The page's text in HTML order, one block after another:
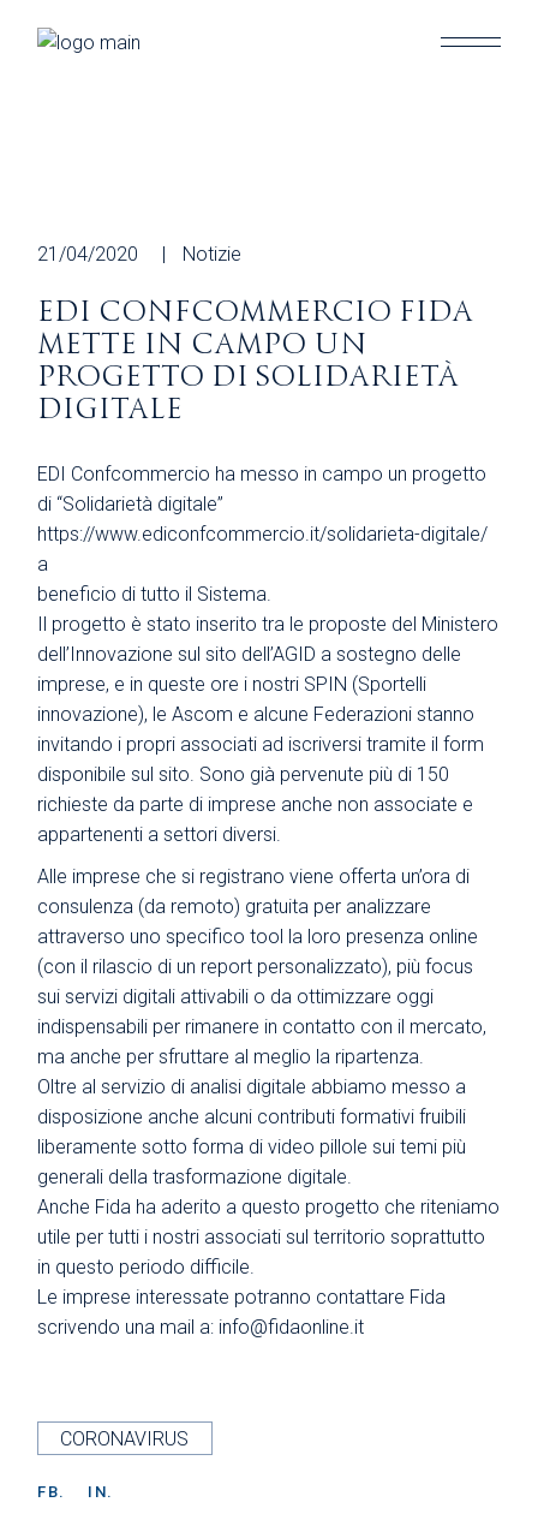
21/04/2020 Notizie
EDI CONFCOMMERCIO FIDA
METTE IN CAMPO UN
PROGETTO DI SOLIDARIETÀ
DIGITALE
EDI Confcommercio ha messo in campo un progetto
di “Solidarietà digitale”
https://www.ediconfcommercio.it/solidarieta-digitale/
a
beneficio di tutto il Sistema.
Il progetto è stato inserito tra le proposte del Ministero
dell’Innovazione sul sito dell’AGID a sostegno delle
imprese, e in queste ore i nostri SPIN (Sportelli
innovazione), le Ascom e alcune Federazioni stanno
invitando i propri associati ad iscriversi tramite il form
disponibile sul sito. Sono già pervenute più di 150
richieste da parte di imprese anche non associate e
appartenenti a settori diversi.
Alle imprese che si registrano viene offerta un’ora di
consulenza (da remoto) gratuita per analizzare
attraverso uno specifico tool la loro presenza online
(con il rilascio di un report personalizzato), più focus
sui servizi digitali attivabili o da ottimizzare oggi
indispensabili per rimanere in contatto con il mercato,
ma anche per sfruttare al meglio la ripartenza.
Oltre al servizio di analisi digitale abbiamo messo a
disposizione anche alcuni contributi formativi fruibili
liberamente sotto forma di video pillole sui temi più
generali della trasformazione digitale.
Anche Fida ha aderito a questo progetto che riteniamo
utile per tutti i nostri associati sul territorio soprattutto
in questo periodo difficile.
Le imprese interessate potranno contattare Fida
scrivendo una mail a: info@fidaonline.it
CORONAVIRUS
FB. IN.